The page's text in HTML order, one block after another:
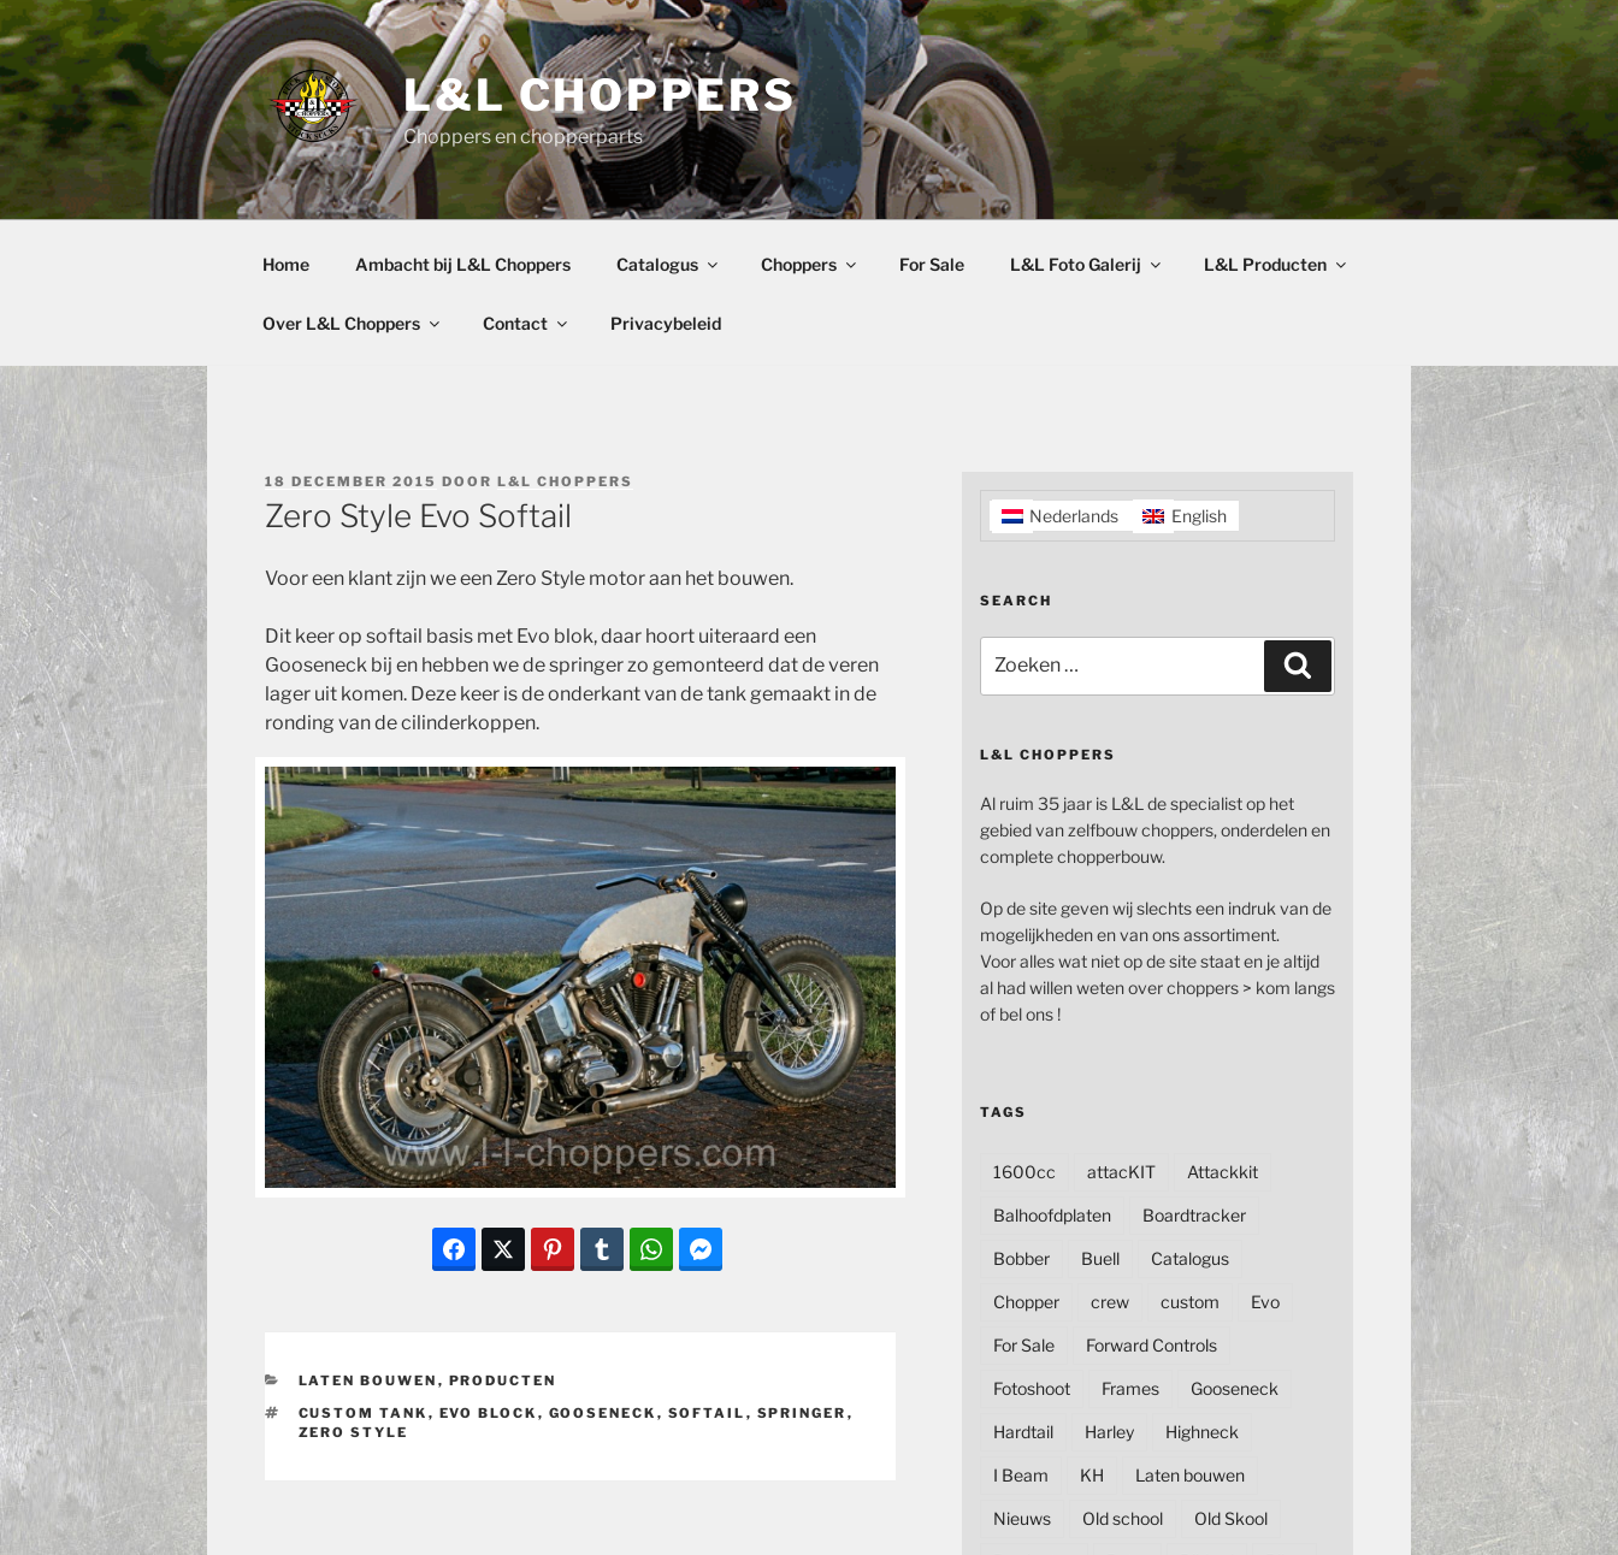
Ga
naar
de
inhoud
L&L CHOPPERS
Choppers en chopperparts
Home Ambacht bij L&L Choppers Catalogus Choppers For Sale L&L Foto Galerij L&L Producten
Over L&L Choppers Contact Privacybeleid
GEPLAATST
OP
18 DECEMBER 2015 DOOR L&L CHOPPERS
Zero Style Evo Softail
Voor een klant zijn we een Zero Style motor aan het bouwen.
Dit keer op softail basis met Evo blok, daar hoort uiteraard een
Gooseneck bij en hebben we de springer zo gemonteerd dat de veren
lager uit komen. Deze keer is de onderkant van de tank gemaakt in de
ronding van de cilinderkoppen.
CATEGORIEËN
LATEN BOUWEN , PRODUCTEN
TAGS
CUSTOM TANK , EVO BLOCK , GOOSENECK , SOFTAIL , SPRINGER ,
ZERO STYLE
Nederlands English
SEARCH
naar:
L&L CHOPPERS
Al ruim 35 jaar is L&L de specialist op het
gebied van zelfbouw choppers, onderdelen en
complete chopperbouw.
Op de site geven wij slechts een indruk van de
mogelijkheden en van ons assortiment.
Voor alles wat niet op de site staat en je altijd
al had willen weten over choppers > kom langs
of bel ons !
TAGS
1600cc attacKIT Attackkit
Balhoofdplaten Boardtracker
Bobber Buell Catalogus
Chopper crew custom Evo
For Sale Forward Controls
Fotoshoot Frames Gooseneck
Hardtail Harley Highneck
I Beam KH Laten bouwen
Nieuws Old school Old Skool